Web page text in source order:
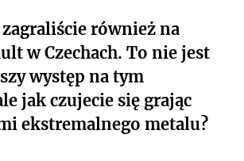
również na
w Czechach. To nie jest
występ na tym
jak czujecie się grając
ekstremalnego metalu?